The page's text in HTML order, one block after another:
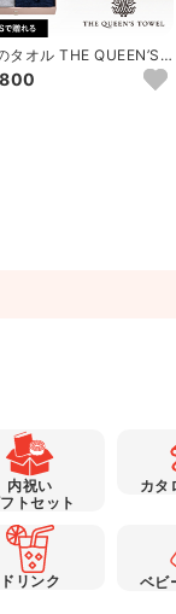
タオル THE QUEEN’S
バスタ...
内祝い
トセット
カタ
ドリンク ベビ